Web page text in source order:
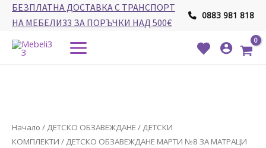
SkipБЕЗПЛАТНА ДОСТАВКА С ТРАНСПОРТ
НА МЕБЕЛИ33 ЗА ПОРЪЧКИ НАД 500€
0883 981 818
Main
Menu
Начало / ДЕТСКО ОБЗАВЕЖДАНЕ / ДЕТСКИ
КОМПЛЕКТИ / ДЕТСКО ОБЗАВЕЖДАНЕ МАРТИ №8 ЗА МАТРАЦИ
количество
за